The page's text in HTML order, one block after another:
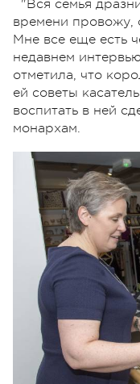
"Вся семья
времени провожу,
Мне все еще есть
недавнем
отметила, что
ей советы
воспитать в ней
монархам.